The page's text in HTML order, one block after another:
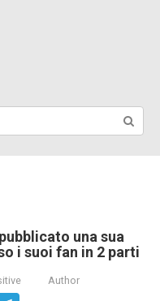
una sua
i suoi fan in 2 parti
Author